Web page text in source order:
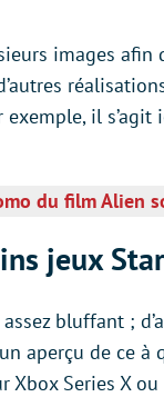
images
exemple, il
du film Alien
jeux
bluffant ;
aperçu de ce
Xbox Series X